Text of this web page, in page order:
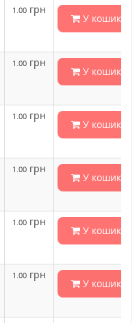
1.00 грн
У кошик
1.00 грн
У кошик
1.00 грн
У кошик
1.00 грн
У кошик
1.00 грн
У кошик
1.00 грн
У кошик